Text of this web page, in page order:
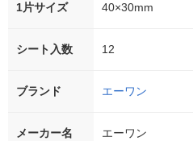
1片サイズ 40×30mm
シート入数 12
ブランド エーワン
メーカー名 エーワン